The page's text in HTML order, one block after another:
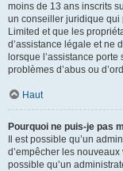
moins de 13 ans inscrits
un conseiller juridique qui
Limited et que les
d’assistance légale et ne
lorsque l’assistance
problèmes d’abus ou
Haut
Pourquoi ne puis-je pas
Il est possible qu’un
d’empêcher les
possible qu’un